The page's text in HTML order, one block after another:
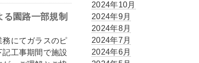
園路一部規制
にてガラスのピ
工事期間で施設
2024年10月
2024年9月
2024年8月
2024年7月
2024年6月